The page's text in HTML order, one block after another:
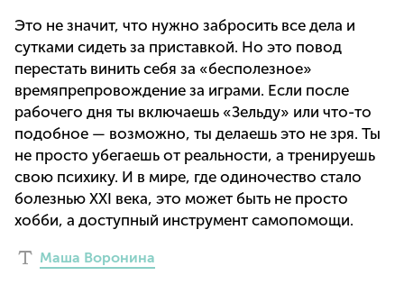
Это не значит, что нужно забросить все дела и
сутками сидеть за приставкой. Но это повод
перестать винить себя за «бесполезное»
времяпрепровождение за играми. Если после
рабочего дня ты включаешь «Зельду» или что-то
подобное — возможно, ты делаешь это не зря. Ты
не просто убегаешь от реальности, а тренируешь
свою психику. И в мире, где одиночество стало
болезнью XXI века, это может быть не просто
хобби, а доступный инструмент самопомощи.
Маша Воронина